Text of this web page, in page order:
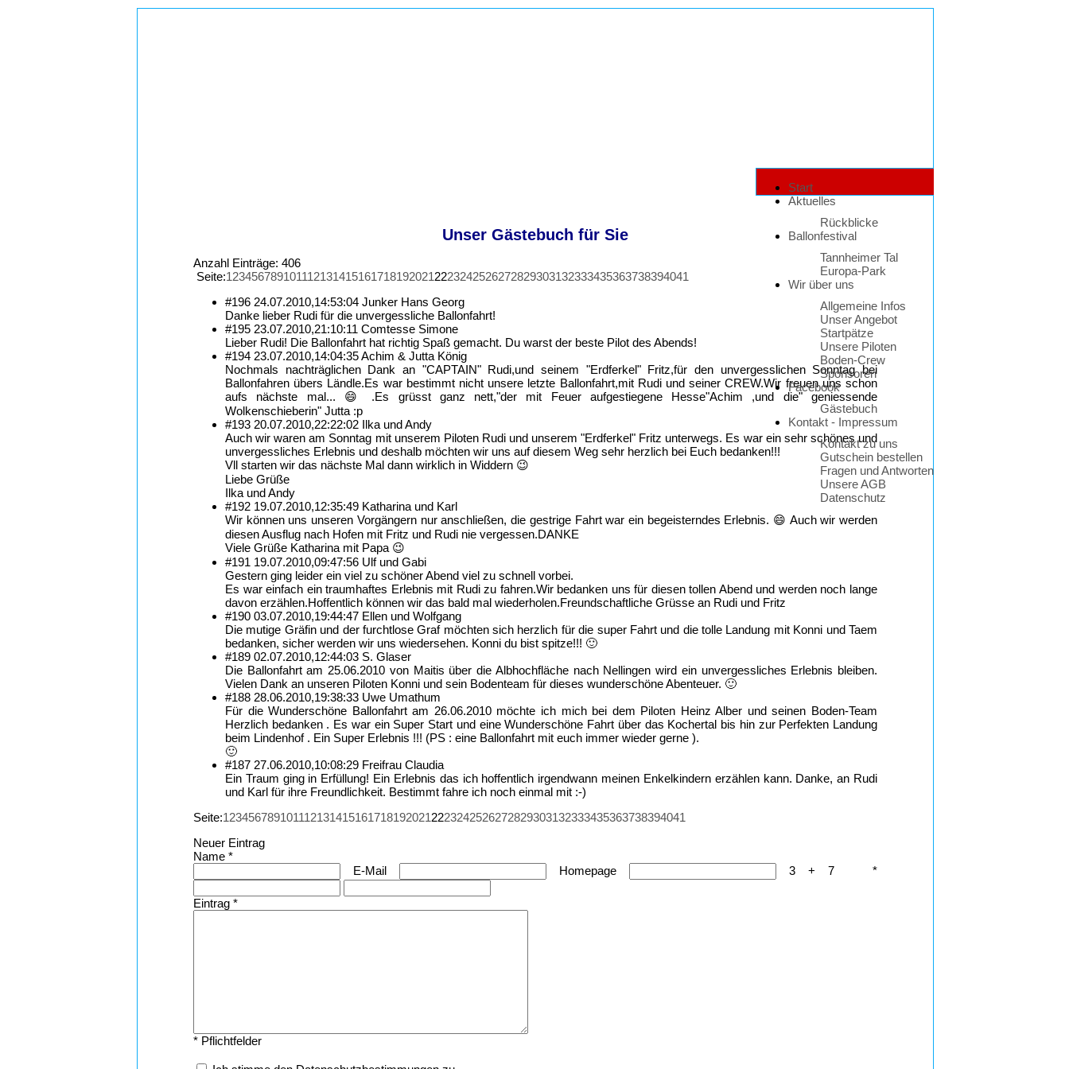
Start
Aktuelles
Rückblicke
Ballonfestival
Tannheimer Tal
Europa-Park
Wir über uns
Allgemeine Infos
Unser Angebot
Startpätze
Unsere Piloten
Boden-Crew
Sponsoren
Facebook
Gästebuch
Kontakt - Impressum
Kontakt zu uns
Gutschein bestellen
Fragen und Antworten
Unsere AGB
Datenschutz
Unser Gästebuch für Sie
Anzahl Einträge: 406
Seite:1234567891011121314151617181920212223242526272829303132333435363738394041
#196 24.07.2010,14:53:04 Junker Hans Georg
Danke lieber Rudi für die unvergessliche Ballonfahrt!
#195 23.07.2010,21:10:11 Comtesse Simone
Lieber Rudi! Die Ballonfahrt hat richtig Spaß gemacht. Du warst der beste Pilot des Abends!
#194 23.07.2010,14:04:35Achim & Jutta König
Nochmals nachträglichen Dank an "CAPTAIN" Rudi,und seinem "Erdferkel" Fritz,für den unvergesslichen Sonntag bei
Ballonfahren übers Ländle.Es war bestimmt nicht unsere letzte Ballonfahrt,mit Rudi und seiner CREW.Wir freuen uns schon
aufs nächste mal... 😄 .Es grüsst ganz nett,"der mit Feuer aufgestiegene Hesse"Achim ,und die" geniessende
Wolkenschieberin" Jutta :p
#193 20.07.2010,22:22:02 Ilka und Andy
Auch wir waren am Sonntag mit unserem Piloten Rudi und unserem "Erdferkel" Fritz unterwegs. Es war ein sehr schönes und
unvergessliches Erlebnis und deshalb möchten wir uns auf diesem Weg sehr herzlich bei Euch bedanken!!!
Vll starten wir das nächste Mal dann wirklich in Widdern 😉
Liebe Grüße
Ilka und Andy
#192 19.07.2010,12:35:49 Katharina und Karl
Wir können uns unseren Vorgängern nur anschließen, die gestrige Fahrt war ein begeisterndes Erlebnis. 😄 Auch wir werden
diesen Ausflug nach Hofen mit Fritz und Rudi nie vergessen.DANKE
Viele Grüße Katharina mit Papa 😉
#191 19.07.2010,09:47:56 Ulf und Gabi
Gestern ging leider ein viel zu schöner Abend viel zu schnell vorbei.
Es war einfach ein traumhaftes Erlebnis mit Rudi zu fahren.Wir bedanken uns für diesen tollen Abend und werden noch lange
davon erzählen.Hoffentlich können wir das bald mal wiederholen.Freundschaftliche Grüsse an Rudi und Fritz
#190 03.07.2010,19:44:47 Ellen und Wolfgang
Die mutige Gräfin und der furchtlose Graf möchten sich herzlich für die super Fahrt und die tolle Landung mit Konni und Taem
bedanken, sicher werden wir uns wiedersehen. Konni du bist spitze!!! 🙂
#189 02.07.2010,12:44:03 S. Glaser
Die Ballonfahrt am 25.06.2010 von Maitis über die Albhochfläche nach Nellingen wird ein unvergessliches Erlebnis bleiben.
Vielen Dank an unseren Piloten Konni und sein Bodenteam für dieses wunderschöne Abenteuer. 🙂
#188 28.06.2010,19:38:33 Uwe Umathum
Für die Wunderschöne Ballonfahrt am 26.06.2010 möchte ich mich bei dem Piloten Heinz Alber und seinen Boden-Team
Herzlich bedanken . Es war ein Super Start und eine Wunderschöne Fahrt über das Kochertal bis hin zur Perfekten Landung
beim Lindenhof . Ein Super Erlebnis !!! (PS : eine Ballonfahrt mit euch immer wieder gerne ).
🙂
#187 27.06.2010,10:08:29 Freifrau Claudia
Ein Traum ging in Erfüllung! Ein Erlebnis das ich hoffentlich irgendwann meinen Enkelkindern erzählen kann. Danke, an Rudi
und Karl für ihre Freundlichkeit. Bestimmt fahre ich noch einmal mit :-)
Seite:1234567891011121314151617181920212223242526272829303132333435363738394041
Neuer Eintrag
Name *
E-Mail
Homepage 3 + 7 *
Eintrag *
* Pflichtfelder